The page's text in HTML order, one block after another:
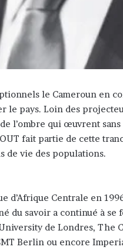
le Cameroun en
le pays. Loin des
l’ombre qui œuvrent
fait partie de cette
de vie des populations.
d’Afrique Centrale en
du savoir a continué à
de Londres, The
Berlin ou encore
heures
Monkam Siayojie
les commandes de